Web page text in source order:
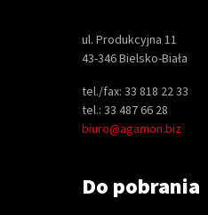
ul. Produkcyjna 11
43-346 Bielsko-Biała
tel./fax: 33 818 22 33
tel.: 33 487 66 28
biuro@agamon.biz
Do pobrania